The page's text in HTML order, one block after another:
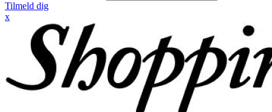
Tilmeld dig
x